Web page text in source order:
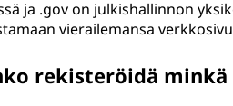
ja .gov on julkishallinnon
vierailemansa
rekisteröidä